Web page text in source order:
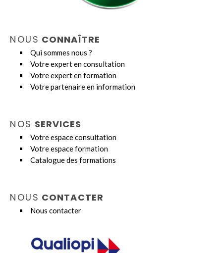
NOUS CONNAÎTRE
Qui sommes nous ?
Votre expert en consultation
Votre expert en formation
Votre partenaire en information
NOS SERVICES
Votre espace consultation
Votre espace formation
Catalogue des formations
NOUS CONTACTER
Nous contacter